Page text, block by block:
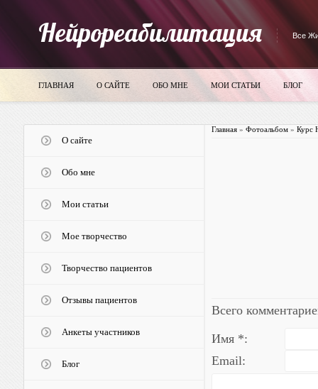
Нейрореабилитация Все
ГЛАВНАЯ О САЙТЕ ОБО МНЕ МОИ СТАТЬИ БЛОГ
О сайте
Обо мне
Мои статьи
Мое творчество
Творчество пациентов
Отзывы пациентов
Анкеты участников
Блог
Главная» Фотоальбом» Курс
Всего
Имя *:
Email: